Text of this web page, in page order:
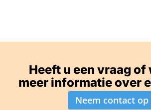
Heeft u een vraag of
meer informatie over
Neem contact op